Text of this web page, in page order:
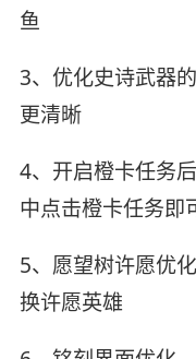
鱼
3、优化史诗武器
更清晰
4、开启橙卡任务
中点击橙卡任务即
5、愿望树许愿优
换许愿英雄